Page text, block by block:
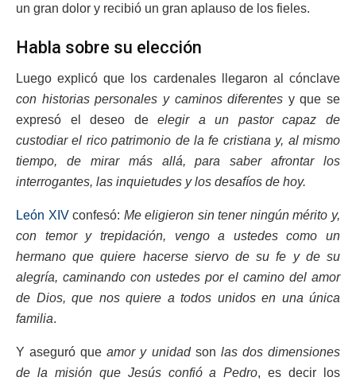
un gran dolor y recibió un gran aplauso de los fieles.
Habla sobre su elección
Luego explicó que los cardenales llegaron al cónclave
con historias personales y caminos diferentes y que se
expresó el deseo deelegir a un pastor capaz de
custodiar el rico patrimonio de la fe cristiana y, al mismo
tiempo, de mirar más allá, para saber afrontar los
interrogantes, las inquietudes y los desafíos de hoy.
León XIVconfesó: Me eligieron sin tener ningún mérito y,
con temor y trepidación, vengo a ustedes como un
hermano que quiere hacerse siervo de su fe y de su
alegría, caminando con ustedes por el camino del amor
de Dios, que nos quiere a todos unidos en una única
familia.
Y aseguró que amor y unidadson las dos dimensiones
de la misión que Jesús confió a Pedro, es decir los